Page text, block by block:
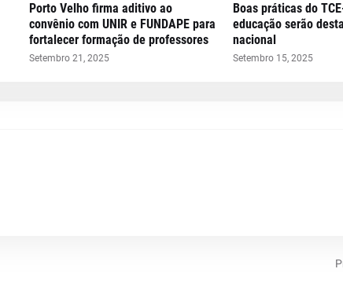
Porto Velho firma aditivo ao
convênio com UNIR e FUNDAPE para
fortalecer formação de professores
Setembro 21, 2025
Boas práticas do
educação serão
nacional
Setembro 15, 2025